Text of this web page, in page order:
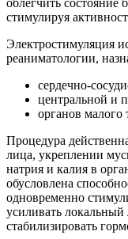
стимулируя
Электростимуляция
реаниматологии,
сердечно-
центральной и
органов малого
Процедура
лица, укреплении
натрия и калия в
обусловлена
одновременно
усиливать
стабилизировать